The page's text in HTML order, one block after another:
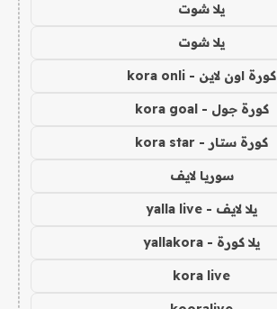
يلا شوت
يلا شوت
كورة اون لاين - kora onli
كورة جول - kora goal
كورة ستار - kora star
سوريا لايف
يلا لايف - yalla live
يلا كورة - yallakora
kora live